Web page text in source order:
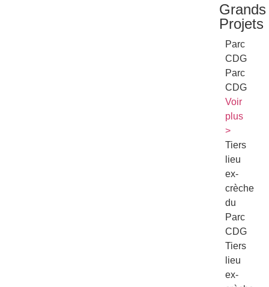
Grands
Projets
Parc
CDG
Parc
CDG
Voir
plus
>
Tiers
lieu
ex-
crèche
du
Parc
CDG
Tiers
lieu
ex-